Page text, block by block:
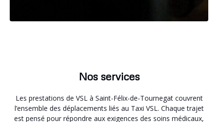
Nos services
Les prestations de VSL à Saint-Félix-de-Tournegat couvrent
l’ensemble des déplacements liés au Taxi VSL. Chaque trajet
est pensé pour répondre aux exigences des soins médicaux,